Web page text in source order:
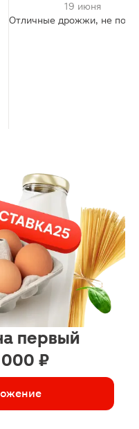
19 июня
Отличные дрожжи, не
первый
₽